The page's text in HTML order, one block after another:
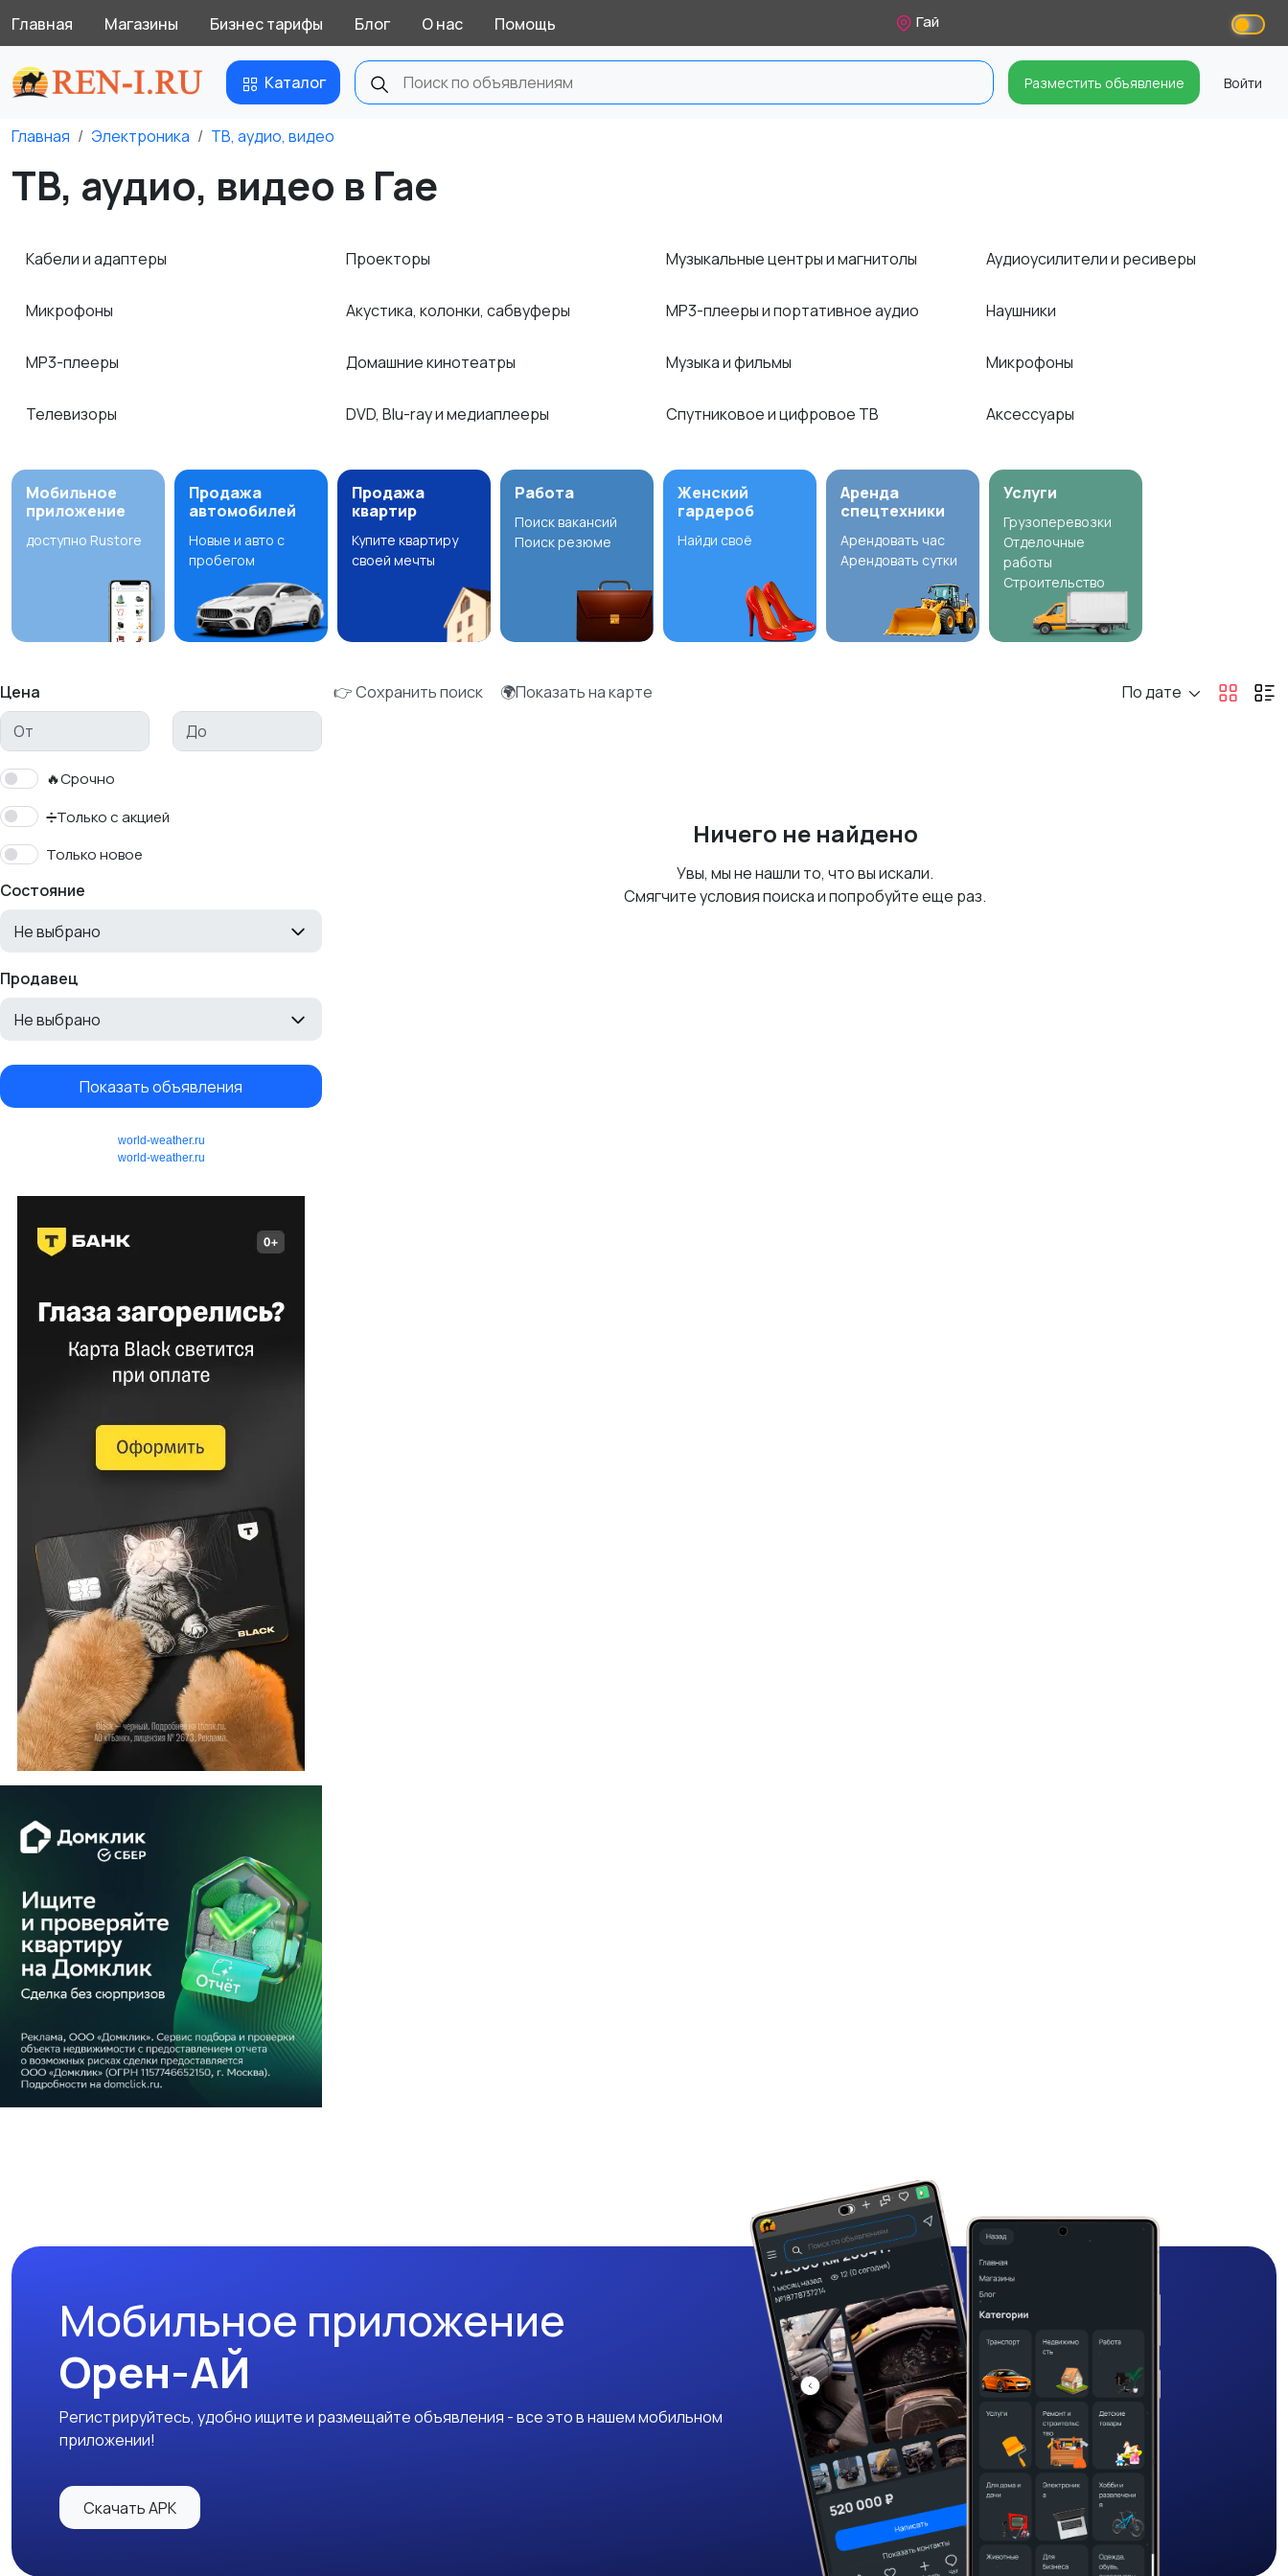
Главная Магазины Бизнес тарифы Блог О нас Помощь Гай
Каталог Разместить объявление Войти
Главная Электроника ТВ, аудио, видео
ТВ, аудио, видео в Гае
Кабели и адаптеры
Микрофоны
MP3-плееры
Телевизоры
Проекторы
Акустика, колонки, сабвуферы
Домашние кинотеатры
DVD, Blu-ray и медиаплееры
Музыкальные центры и магнитолы
MP3-плееры и портативное аудио
Музыка и фильмы
Спутниковое и цифровое ТВ
Аудиоусилители и ресиверы
Наушники
Микрофоны
Аксессуары
Мобильное
приложение
доступно Rustore
Продажа
автомобилей
Новые и авто с
пробегом
Продажа
квартир
Купите квартиру
своей мечты
Работа
Поиск вакансий
Поиск резюме
Женский
гардероб
Найди своё
Аренда
спецтехники
Арендовать час
Арендовать сутки
Услуги
Грузоперевозки
Отделочные
работы
Строительство
Цена
🔥Срочно
➗Только с акцией
Только новое
Состояние
Не выбрано
Продавец
Не выбрано
Показать объявления
world-weather.ru
world-weather.ru
👉 Сохранить поиск 🌍Показать на карте По дате
Ничего не найдено
Увы, мы не нашли то, что вы искали.
Смягчите условия поиска и попробуйте еще раз.
Мобильное приложение
Орен-АЙ
Регистрируйтесь, удобно ищите и размещайте объявления - все это в нашем мобильном
приложении!
Скачать APK